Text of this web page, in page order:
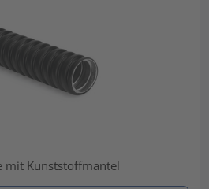
mit Kunststoffmantel